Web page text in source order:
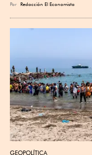
Por Redacción El Economista
GEOPOLÍTICA